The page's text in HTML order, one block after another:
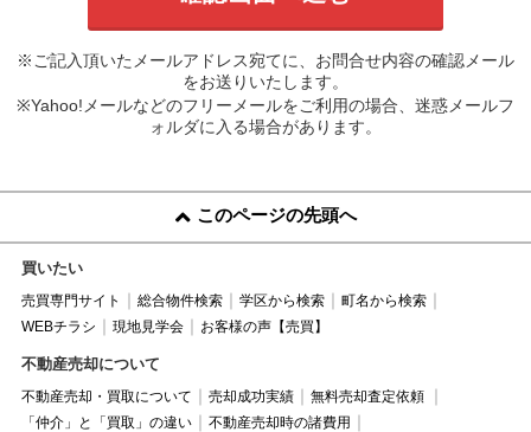
※ご記入頂いたメールアドレス宛てに、お問合せ内容の確認メール
をお送りいたします。
※Yahoo!メールなどのフリーメールをご利用の場合、迷惑メールフ
ォルダに入る場合があります。
このページの先頭へ
買いたい
売買専門サイト 総合物件検索 学区から検索
町名から検索
WEBチラシ
現地見学会 お客様の声【売買】
不動産売却について
不動産売却・買取について 売却成功実績
無料売却査定依頼
「仲介」と「買取」の違い
不動産売却時の諸費用